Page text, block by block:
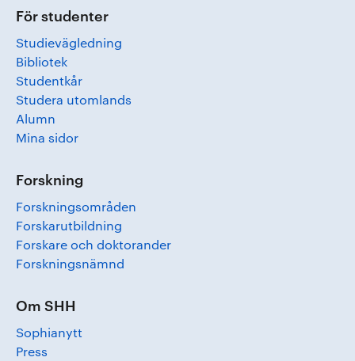
För studenter
Studievägledning
Bibliotek
Studentkår
Studera utomlands
Alumn
Mina sidor
Forskning
Forskningsområden
Forskarutbildning
Forskare och doktorander
Forskningsnämnd
Om SHH
Sophianytt
Press